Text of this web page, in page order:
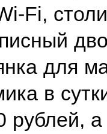
Fi,
для
в
рублей,